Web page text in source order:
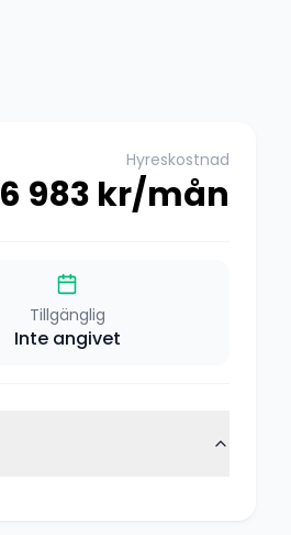
Hyreskostnad
6 983 kr/mån
Tillgänglig
Inte angivet